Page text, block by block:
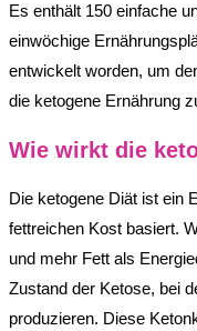
Es enthält 150 einfache
einwöchige
entwickelt worden, um
die ketogene Ernährung
Wie wirkt die
Die ketogene Diät ist ein
fettreichen Kost basiert.
und mehr Fett als
Zustand der Ketose, bei
produzieren. Diese